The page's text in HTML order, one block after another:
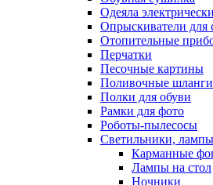
Одеяла
Опрыскиватели для
Отопительные
Перчатки
Песочные картины
Поливочные шланги
Полки для обуви
Рамки для фото
Роботы-пылесосы
Светильники,
Карманные
Лампы на стол
Ночники